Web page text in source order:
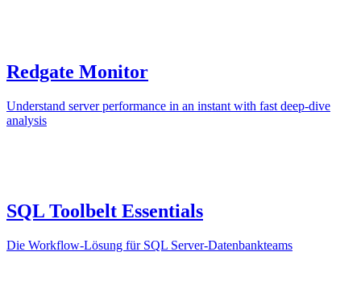
Redgate Monitor
Understand server performance in an instant with fast deep-dive
analysis
SQL Toolbelt Essentials
Die Workflow-Lösung für SQL Server-Datenbankteams